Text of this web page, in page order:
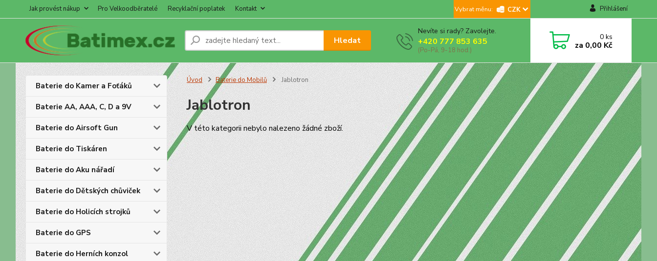
Jak provést nákup Pro Velkoodběratelé Recyklační poplatek Kontakt CZK Přihlášení
Hledat
Nevíte si rady? Zavolejte.
+420 777 853 635
(Po-Pá, 9-18 hod.)
0ks
za 0,00 Kč
Baterie do Kamer a Foťáků
Baterie AA, AAA, C, D a 9V
Baterie do Airsoft Gun
Baterie do Tiskáren
Baterie do Aku nářadí
Baterie do Dětských chůviček
Baterie do Holicích strojků
Baterie do GPS
Baterie do Herních konzol
Úvod Baterie do Mobilů Jablotron
Jablotron
V této kategorii nebylo nalezeno žádné zboží.